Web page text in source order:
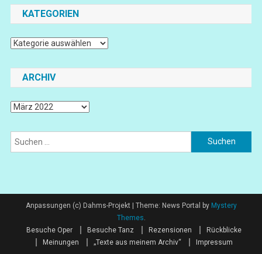
KATEGORIEN
Kategorien
ARCHIV
Archiv
Suchen
nach:
Anpassungen (c) Dahms-Projekt | Theme: News Portal by Mystery
Themes.
Besuche Oper
Besuche Tanz Rezensionen
Rückblicke
Meinungen
„Texte aus meinem Archiv“ Impressum